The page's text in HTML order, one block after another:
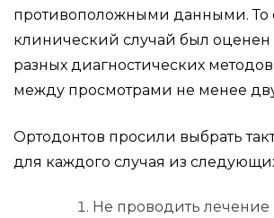
противоположными данными. То
клинический случай был
разных диагностических
между просмотрами не менее
Ортодонтов просили выбрать
для каждого случая из
Не проводить лечение